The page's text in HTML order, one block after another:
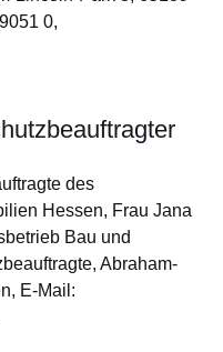
0,
des
Hessen, Frau Jana
Bau und
Abraham-
E-Mail: